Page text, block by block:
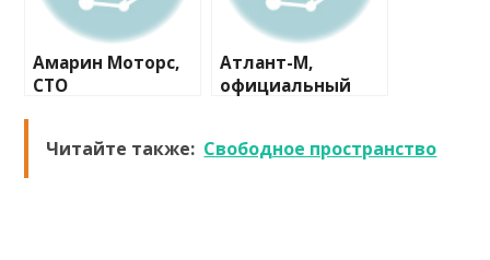
Амарин Моторс,
СТО
Атлант-М,
официальный
Читайте также: Свободное пространство